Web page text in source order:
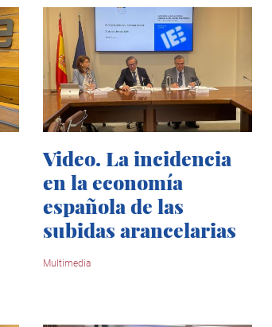
Video. La incidencia
en la economía
española de las
subidas arancelarias
Multimedia